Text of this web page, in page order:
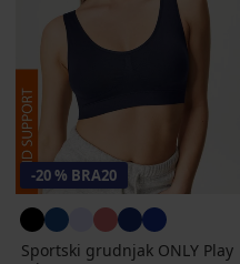
-20 % BRA20
Sportski grudnjak ONLY Play